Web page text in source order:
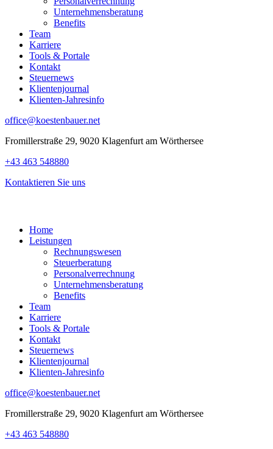
Unternehmensberatung
Benefits
Team
Karriere
Tools & Portale
Kontakt
Steuernews
Klientenjournal
Klienten-Jahresinfo
office@koestenbauer.net
Fromillerstraße 29, 9020 Klagenfurt am Wörthersee
+43 463 548880
Kontaktieren Sie uns
Home
Leistungen
Rechnungswesen
Steuerberatung
Personalverrechnung
Unternehmensberatung
Benefits
Team
Karriere
Tools & Portale
Kontakt
Steuernews
Klientenjournal
Klienten-Jahresinfo
office@koestenbauer.net
Fromillerstraße 29, 9020 Klagenfurt am Wörthersee
+43 463 548880